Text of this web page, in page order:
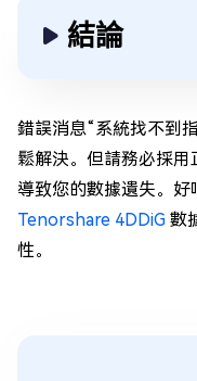
結論
錯誤消息“系統找不到
鬆解決。但請務必採
導致您的數據遺失。好
Tenorshare 4DDiG 數
性。